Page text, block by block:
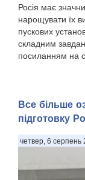
Росія має
нарощувати їх
пускових
складним
посиланням на
Все більше
підготовку
четвер, 6 серпень